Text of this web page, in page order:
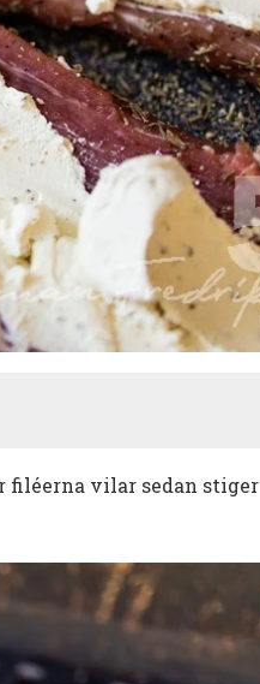
filéerna vilar sedan stiger